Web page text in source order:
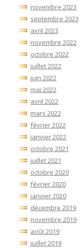
novembre 2023
septembre 2023
avril 2023
novembre 2022
octobre 2022
juillet 2022
juin 2022
mai 2022
avril 2022
mars 2022
février 2022
janvier 2022
octobre 2021
juillet 2021
octobre 2020
février 2020
janvier 2020
décembre 2019
novembre 2019
août 2019
juillet 2019